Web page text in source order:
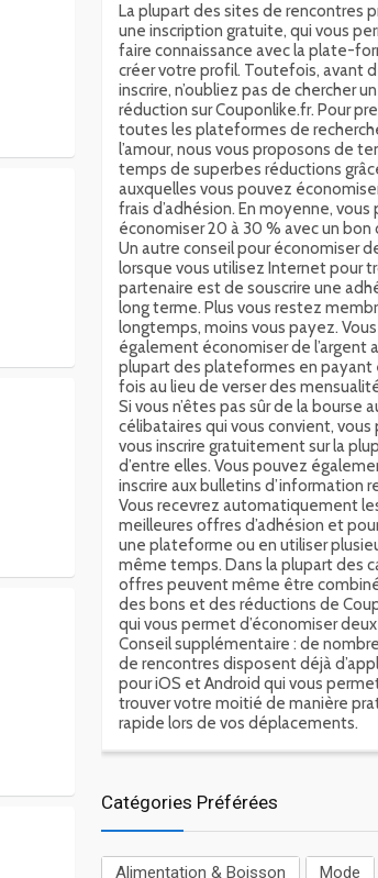
La plupart des sites de rencontres
une inscription gratuite, qui vous
faire connaissance avec la plate-
créer votre profil. Toutefois, avant
inscrire, n’oubliez pas de chercher
réduction sur Couponlike.fr. Pour
toutes les plateformes de
l’amour, nous vous proposons de
temps de superbes réductions
auxquelles vous pouvez
frais d’adhésion. En moyenne, vous
économiser 20 à 30 % avec un bon
Un autre conseil pour économiser
lorsque vous utilisez Internet pour
partenaire est de souscrire une
long terme. Plus vous restez
longtemps, moins vous payez.
également économiser de l’argent
plupart des plateformes en payant
fois au lieu de verser des
Si vous n’êtes pas sûr de la bourse
célibataires qui vous convient, vous
vous inscrire gratuitement sur la
d’entre elles. Vous pouvez
inscrire aux bulletins d’information
Vous recevrez automatiquement
meilleures offres d’adhésion et
une plateforme ou en utiliser
même temps. Dans la plupart des
offres peuvent même être
des bons et des réductions de
qui vous permet d’économiser
Conseil supplémentaire : de
de rencontres disposent déjà
pour iOS et Android qui vous
trouver votre moitié de manière
rapide lors de vos déplacements.
Catégories Préférées
Alimentation & Boisson Mode